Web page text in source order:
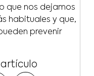
que nos dejamos
habituales y que,
prevenir